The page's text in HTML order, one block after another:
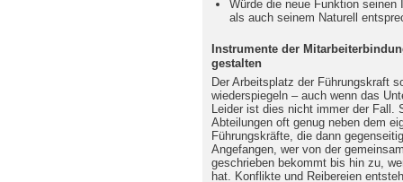
Würde die neue Funktion
als auch seinem Naturell
Instrumente der
gestalten
Der Arbeitsplatz der Führungskraft
wiederspiegeln – auch wenn das
Leider ist dies nicht immer der Fall.
Abteilungen oft genug neben dem
Führungskräfte, die dann
Angefangen, wer von der
geschrieben bekommt bis hin zu,
hat. Konflikte und Reibereien